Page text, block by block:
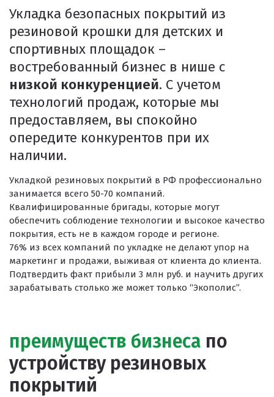
Покрытие для отмостки
Покрытие для эксплуатируемой кровли
Покрытия детских площадок
Покрытия для беговых дорожек
Покрытия для спортивных площадок
Универсальные антискользящие покрытия
Искусственная трава
Резиновая брусчатка
Резиновая плитка
Резиновый бордюр
Рулонное резиновое покрытие
Каменный ковер
Клей
Наборы для самостоятельной укладки
Цветная окрашенная крошка Eco Color Mill
Укладка безопасных покрытий из
резиновой крошки для детских и
спортивных площадок –
востребованный бизнес в нише с
низкой конкуренцией. С учетом
технологий продаж, которые мы
предоставляем, вы спокойно
опередите конкурентов при их
наличии.
Укладкой резиновых покрытий в РФ профессионально
занимается всего 50-70 компаний.
Квалифицированные бригады, которые могут
обеспечить соблюдение технологии и высокое качество
покрытия, есть не в каждом городе и регионе.
76% из всех компаний по укладке не делают упор на
маркетинг и продажи, выживая от клиента до клиента.
Подтвердить факт прибыли 3 млн руб. и научить других
зарабатывать столько же может только “Экополис”.
преимуществ бизнеса по
устройству резиновых
покрытий